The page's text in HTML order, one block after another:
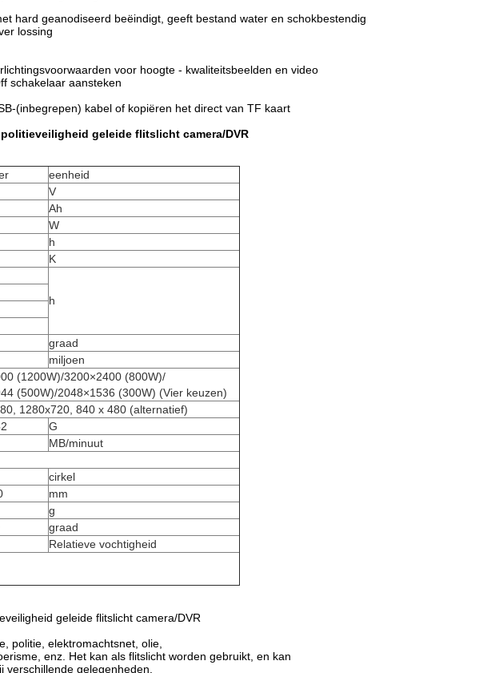
hard geanodiseerd beëindigt, geeft bestand water en schokbestendig
lossing
voor hoogte - kwaliteitsbeelden en video
schakelaar aansteken
(inbegrepen) kabel of kopiëren het direct van TF kaart
geleide flitslicht camera/DVR
eenheid
V
Ah
W
h
K
h
graad
miljoen
(1200W)/3200×2400 (800W)/
(500W)/2048×1536 (300W) (Vier keuzen)
1280x720, 840 x 480 (alternatief)
G
MB/minuut
cirkel
mm
g
graad
Relatieve vochtigheid
geleide flitslicht camera/DVR
politie, elektromachtsnet, olie,
enz. Het kan als flitslicht worden gebruikt, en kan
gelegenheden.